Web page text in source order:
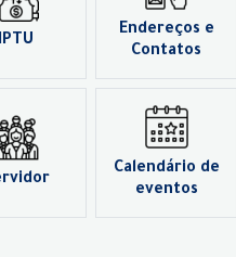
IPTU
Endereços e
Contatos
Calendário de
eventos